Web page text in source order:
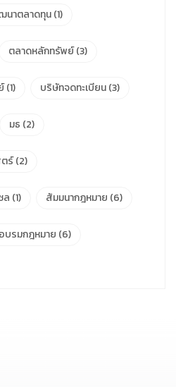
นาตลาดทุน(1)
ตลาดหลักทรัพย์(3)
(1) บริษัทจดทะเบียน(3)
มธ (2)
ร์(2)
ล (1) สัมมนากฎหมาย (6)
อบรมกฎหมาย (6)